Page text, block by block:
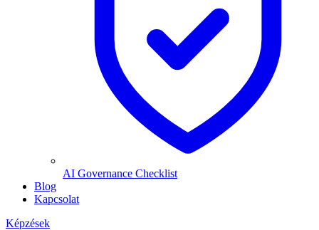
AI Governance Checklist
Blog
Kapcsolat
Képzések